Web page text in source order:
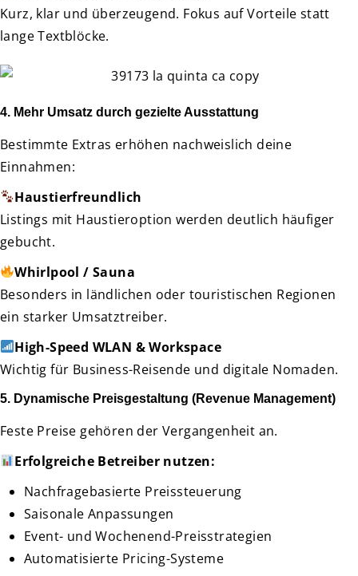
Kurz, klar und überzeugend. Fokus auf Vorteile statt
lange Textblöcke.
4. Mehr Umsatz durch gezielte Ausstattung
Bestimmte Extras erhöhen nachweislich deine
Einnahmen:
Haustierfreundlich
Listings mit Haustieroption werden deutlich häufiger
gebucht.
Whirlpool / Sauna
Besonders in ländlichen oder touristischen Regionen
ein starker Umsatztreiber.
High-Speed WLAN & Workspace
Wichtig für Business-Reisende und digitale Nomaden.
5. Dynamische Preisgestaltung (Revenue Management)
Feste Preise gehören der Vergangenheit an.
Erfolgreiche Betreiber nutzen:
Nachfragebasierte Preissteuerung
Saisonale Anpassungen
Event- und Wochenend-Preisstrategien
Automatisierte Pricing-Systeme